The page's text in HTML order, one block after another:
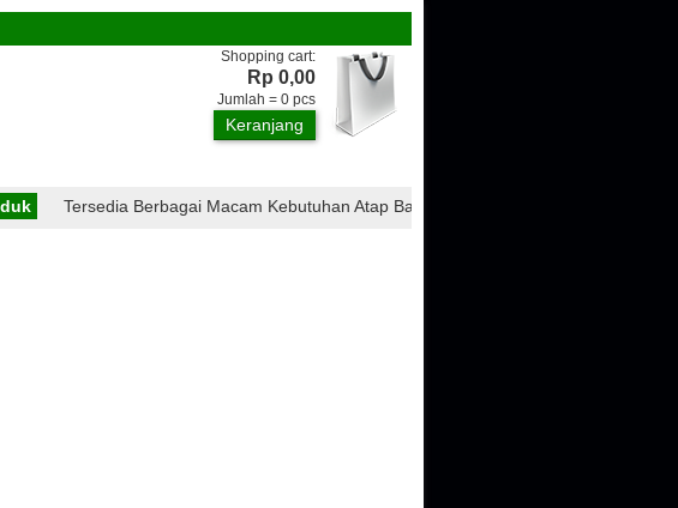
Shopping cart:
Rp 0,00
Jumlah = 0 pcs
Keranjang
Tersedia Berbagai Macam Kebutuhan Atap Bangunan, Seperti : Atap CTI, Atap